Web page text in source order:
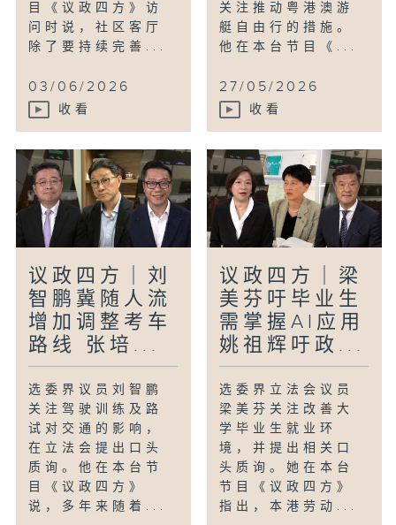
目《议政四方》访
问时说，社区客厅
除了要持续完善...
03/06/2026
收看
关注推动粤港澳游
艇自由行的措施。
他在本台节目《...
27/05/2026
收看
议政四方｜刘
智鹏冀随人流
增加调整考车
路线 张培...
选委界议员刘智鹏
关注驾驶训练及路
试对交通的影响，
在立法会提出口头
质询。他在本台节
目《议政四方》
说，多年来随着...
议政四方｜梁
美芬吁毕业生
需掌握AI应用
姚祖辉吁政...
选委界立法会议员
梁美芬关注改善大
学毕业生就业环
境，并提出相关口
头质询。她在本台
节目《议政四方》
指出，本港劳动...